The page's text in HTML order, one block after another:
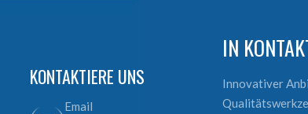
KONTAKTIERE UNS
Email
IN
Innovativer